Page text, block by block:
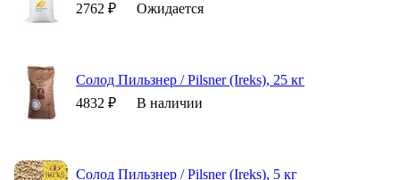
2762 ₽
Ожидается
Солод Пильзнер / Pilsner (Ireks), 25 кг
4832 ₽
В наличии
Солод Пильзнер / Pilsner (Ireks), 5 кг